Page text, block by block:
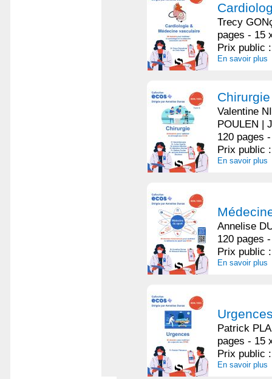
Trecy
pages - 15
Prix public
En savoir plus
Valentine
POULEN |
120 pages
Prix public
En savoir plus
Annelise
120 pages
Prix public
En savoir plus
Patrick
pages - 15
Prix public
En savoir plus